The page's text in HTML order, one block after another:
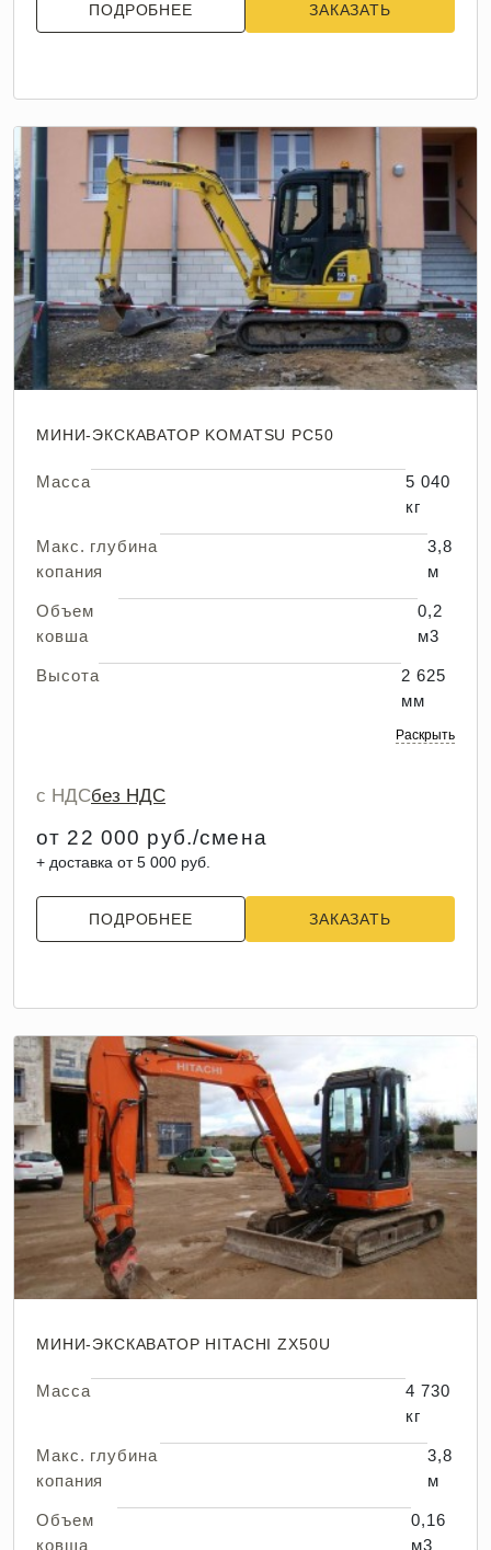
ПОДРОБНЕЕ ЗАКАЗАТЬ
МИНИ-ЭКСКАВАТОР KOMATSU PC50
Масса
5 040
кг
Макс. глубина
копания
3,8
м
Объем
ковша
0,2
м3
Высота
2 625
мм
Раскрыть
с НДСбез НДС
от 22 000 руб./смена
+ доставка от 5 000 руб.
ПОДРОБНЕЕ ЗАКАЗАТЬ
МИНИ-ЭКСКАВАТОР HITACHI ZX50U
Масса
4 730
кг
Макс. глубина
копания
3,8
м
Объем
ковша
0,16
м3